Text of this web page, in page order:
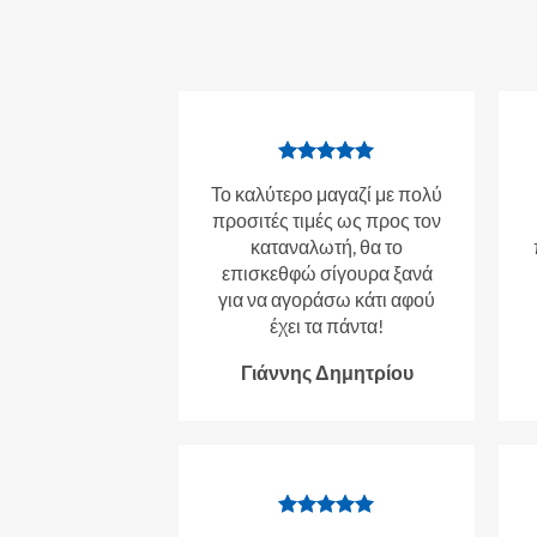
Το καλύτερο μαγαζί με πολύ
προσιτές τιμές ως προς τον
καταναλωτή, θα το
επισκεθφώ σίγουρα ξανά
για να αγοράσω κάτι αφού
έχει τα πάντα!
Γιάννης Δημητρίου